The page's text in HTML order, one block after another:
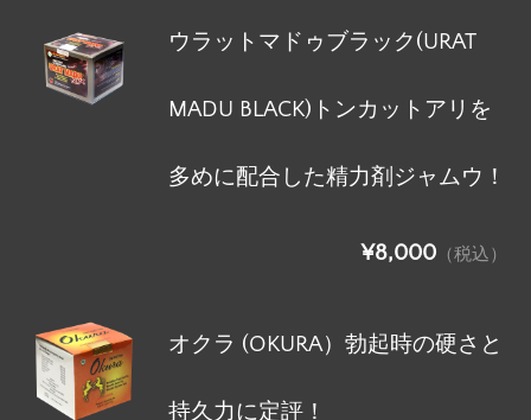
ウラットマドゥブラック(URAT
MADU BLACK)トンカットアリを
多めに配合した精力剤ジャムウ！
¥8,000 （税込）
オクラ (OKURA）勃起時の硬さと
持久力に定評！